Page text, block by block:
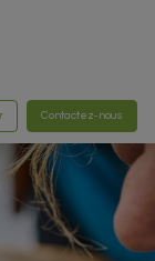
Contactez-nous